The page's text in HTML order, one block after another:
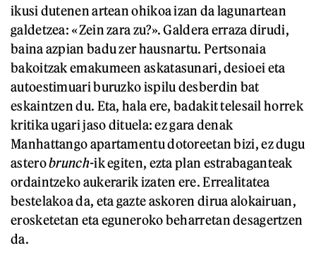
ikusi dutenen artean ohikoa izan da lagunartean
galdetzea: «Zein zara zu?». Galdera erraza dirudi,
baina azpian badu zer hausnartu. Pertsonaia
bakoitzak emakumeen askatasunari, desioei eta
autoestimuari buruzko ispilu desberdin bat
eskaintzen du. Eta, hala ere, badakit telesail horrek
kritika ugari jaso dituela: ez gara denak
Manhattango apartamentu dotoreetan bizi, ez dugu
asterobrunch-ik egiten, ezta plan estrabaganteak
ordaintzeko aukerarik izaten ere. Errealitatea
bestelakoa da, eta gazte askoren dirua alokairuan,
erosketetan eta eguneroko beharretan desagertzen
da.